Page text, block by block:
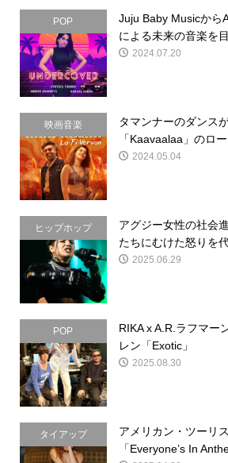
POP
Juju Baby Musicから
による未来の音楽を
2024.07.20
映画音楽
タマンナーのダンス
「Kaavaalaa」のロ
2024.05.04
ヒップホップ
アグジー女性の社会
たちにむけた怒りを
2025.06.29
POP
RIKA x A.R.ラフマー
レン「Exotic」
2025.08.30
タイアップ
アメリカン・ツーリ
「Everyone’s In